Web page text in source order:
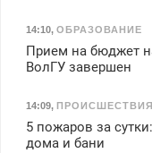
14:10, ОБРАЗОВАНИЕ
Прием на бюджет
ВолГУ завершен
14:09, ПРОИСШЕСТВИЯ
5 пожаров за
дома и бани